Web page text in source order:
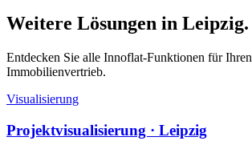
Weitere Lösungen in Leipzig.
Entdecken Sie alle Innoflat-Funktionen für Ihren
Immobilienvertrieb.
Visualisierung
Projektvisualisierung · Leipzig